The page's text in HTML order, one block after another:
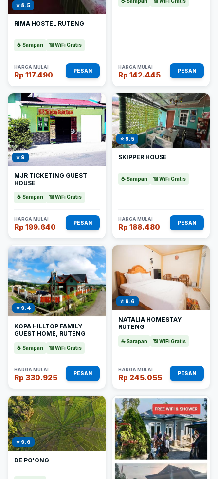
⭐ 8.5
RIMA HOSTEL RUTENG
☕ Sarapan 📶 WiFi Gratis
HARGA MULAI
Rp 117.490 PESAN
HARGA MULAI
Rp 142.445 PESAN
⭐ 9
MJR TICKETING GUEST
HOUSE
☕ Sarapan 📶 WiFi Gratis
HARGA MULAI
Rp 199.640 PESAN
⭐ 9.5
SKIPPER HOUSE
☕ Sarapan 📶 WiFi Gratis
HARGA MULAI
Rp 188.480 PESAN
⭐ 9.4
KOPA HILLTOP FAMILY
GUEST HOME, RUTENG
☕ Sarapan 📶 WiFi Gratis
HARGA MULAI
Rp 330.925 PESAN
⭐ 9.6
NATALIA HOMESTAY
RUTENG
☕ Sarapan 📶 WiFi Gratis
HARGA MULAI
Rp 245.055 PESAN
⭐ 9.6
DE PO'ONG